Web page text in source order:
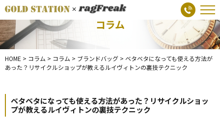
コラム
HOME > コラム > コラム > ブランドバッグ > ベタベタになっても使える方法が
あった？リサイクルショップが教えるルイヴィトンの裏技テクニック
ベタベタになっても使える方法があった？リサイクルショッ
プが教えるルイヴィトンの裏技テクニック